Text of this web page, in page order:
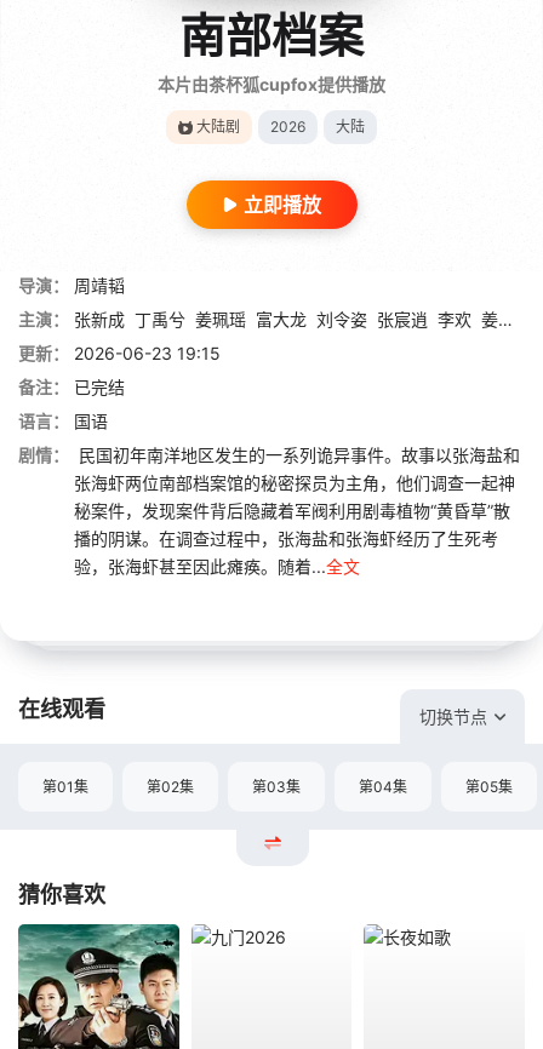
南部档案
本片由茶杯狐cupfox提供播放
大陆剧 2026 大陆
立即播放
导演：
周靖韬
主演：
张新成 丁禹兮 姜珮瑶 富大龙 刘令姿 张宸逍 李欢 姜卓君
更新：
2026-06-23 19:15
备注：
已完结
语言：
国语
剧情：
民国初年南洋地区发生的一系列诡异事件。故事以张海盐和
张海虾两位南部档案馆的秘密探员为主角，他们调查一起神
秘案件，发现案件背后隐藏着军阀利用剧毒植物“黄昏草”散
播的阴谋。在调查过程中，张海盐和张海虾经历了生死考
验，张海虾甚至因此瘫痪。随着...全文
在线观看 切换节点
第01集 第02集 第03集 第04集 第05集
猜你喜欢